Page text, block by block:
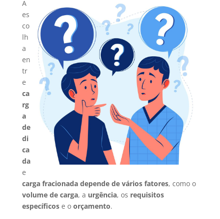
A
es
co
lh
a
en
tr
e
ca
rg
a
de
di
ca
da
e
carga fracionada depende de vários fatores, como o
volume de carga, a urgência, os requisitos
específicose o orçamento.